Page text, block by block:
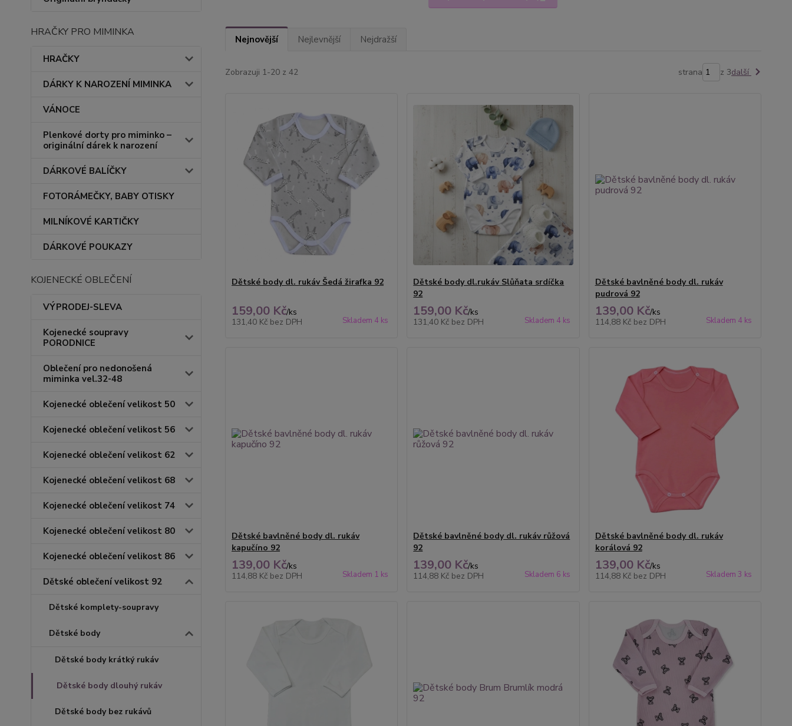
HRAČKY PRO MIMINKA
HRAČKY
DÁRKY K NAROZENÍ MIMINKA
VÁNOCE
Plenkové dorty pro miminko –
originální dárek k narození
DÁRKOVÉ BALÍČKY
FOTORÁMEČKY, BABY OTISKY
MILNÍKOVÉ KARTIČKY
DÁRKOVÉ POUKAZY
KOJENECKÉ OBLEČENÍ
VÝPRODEJ-SLEVA
Kojenecké soupravy
PORODNICE
Oblečení pro nedonošená
miminka vel.32-48
Kojenecké oblečení velikost 50
Kojenecké oblečení velikost 56
Kojenecké oblečení velikost 62
Kojenecké oblečení velikost 68
Kojenecké oblečení velikost 74
Kojenecké oblečení velikost 80
Kojenecké oblečení velikost 86
Dětské oblečení velikost 92
Dětské komplety-soupravy
Dětské body
Dětské body krátký rukáv
Dětské body dlouhý rukáv
Dětské body bez rukávů
Nejnovější Nejlevnější Nejdražší
Zobrazuji 1-20 z 42 strana z 3další
Dětské body dl. rukáv Šedá žirafka 92
159,00 Kč/ks
131,40 Kč bez DPH Skladem 4 ks
Dětské body dl.rukáv Slůňata srdíčka
92
159,00 Kč/ks
131,40 Kč bez DPH Skladem 4 ks
Dětské bavlněné body dl. rukáv
pudrová 92
139,00 Kč/ks
114,88 Kč bez DPH Skladem 4 ks
Dětské bavlněné body dl. rukáv
kapučíno 92
139,00 Kč/ks
114,88 Kč bez DPH Skladem 1 ks
Dětské bavlněné body dl. rukáv růžová
92
139,00 Kč/ks
114,88 Kč bez DPH Skladem 6 ks
Dětské bavlněné body dl. rukáv
korálová 92
139,00 Kč/ks
114,88 Kč bez DPH Skladem 3 ks